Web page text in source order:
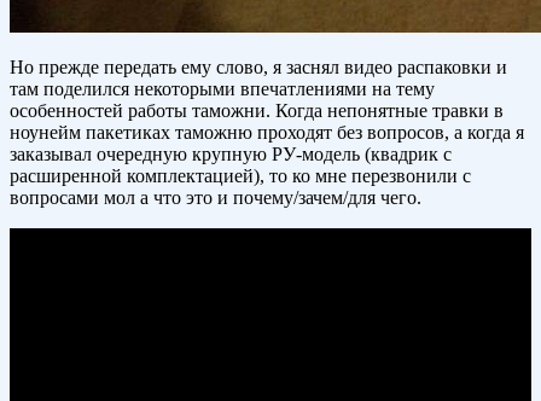
Но прежде передать ему слово, я заснял видео распаковки и
там поделился некоторыми впечатлениями на тему
особенностей работы таможни. Когда непонятные травки в
ноунейм пакетиках таможню проходят без вопросов, а когда я
заказывал очередную крупную РУ-модель (квадрик с
расширенной комплектацией), то ко мне перезвонили с
вопросами мол а что это и почему/зачем/для чего.